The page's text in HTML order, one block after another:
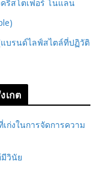
ริสโตเฟอร์ โนแลน
บรนด์ไลฟ์สไตล์ที่ปฏิวัติ
เกต
ก่งในการจัดการความ
วินัย